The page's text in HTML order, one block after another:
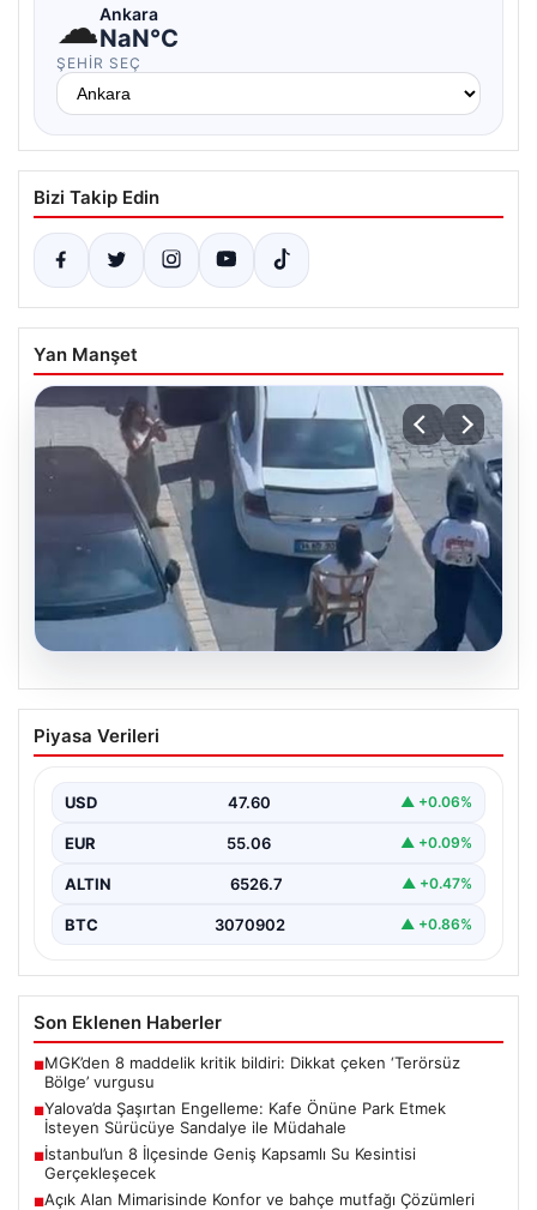
☁Ankara
NaN°C
ŞEHIR SEÇ
Bizi Takip Edin
Yan Manşet
Yalova’da Şaşırtan Engelleme: Kafe
Önüne Park Etmek İsteyen Sürücüye
Yalova’da yaşanan sıra dışı bir olay, gündeme damgasını
Piyasa Verileri
USD 47.60 ▲ +0.06%
EUR 55.06 ▲ +0.09%
ALTIN 6526.7 ▲ +0.47%
BTC 3070902 ▲ +0.86%
Son Eklenen Haberler
■MGK’den 8 maddelik kritik bildiri: Dikkat çeken ‘Terörsüz
Bölge’ vurgusu
■Yalova’da Şaşırtan Engelleme: Kafe Önüne Park Etmek
İsteyen Sürücüye Sandalye ile Müdahale
■İstanbul’un 8 İlçesinde Geniş Kapsamlı Su Kesintisi
Gerçekleşecek
■Açık Alan Mimarisinde Konfor ve bahçe mutfağı Çözümleri